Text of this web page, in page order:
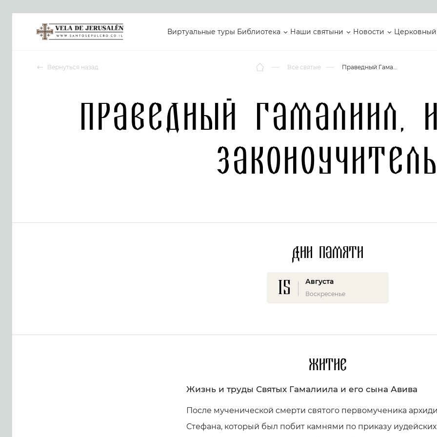
Виртуальные туры Библиотека Наши святыни Новости Церковный
Вернуться назад Все святые Праведный Гамалиил, иудейский законоучитель
Праведный Гамалиил,
законоучитель
Дни памяти
15 Августа
Воскресенье
Житие
Жизнь и труды Святых Гамалиила и его сына Авива
После мученической смерти святого первомученика
Стефана, который был побит камнями по приказу иудейских